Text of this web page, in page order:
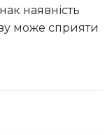
наявність
може сприяти